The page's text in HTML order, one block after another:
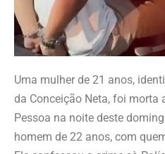
Uma mulher de 21 anos,
da Conceição Neta, foi morta
Pessoa na noite deste
homem de 22 anos, com